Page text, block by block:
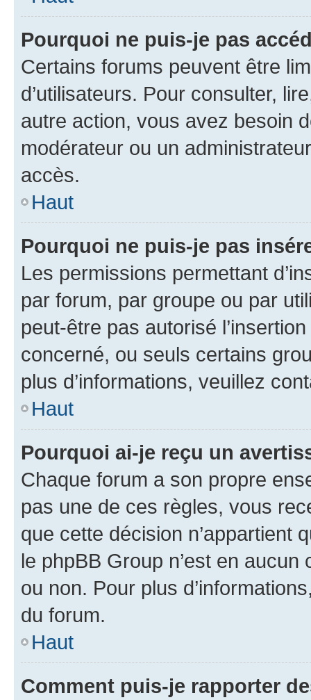
Pourquoi ne puis-je pas
Certains forums peuvent être
d’utilisateurs. Pour consulter,
autre action, vous avez besoin
modérateur ou un
accès.
Haut
Pourquoi ne puis-je pas
Les permissions permettant
par forum, par groupe ou par
peut-être pas autorisé
concerné, ou seuls certains
plus d’informations, veuillez
Haut
Pourquoi ai-je reçu un
Chaque forum a son propre
pas une de ces règles, vous
que cette décision n’appartient
le phpBB Group n’est en
ou non. Pour plus
du forum.
Haut
Comment puis-je rapporter